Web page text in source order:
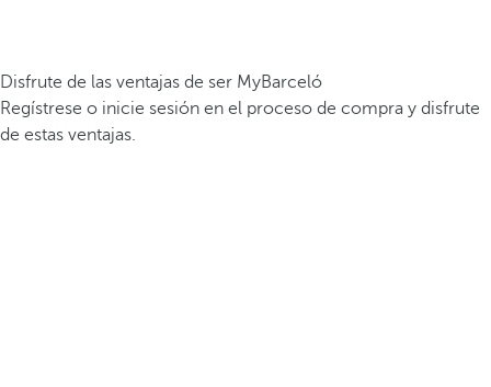
Disfrute de las ventajas de ser MyBarceló
Regístrese o inicie sesión en el proceso de compra y disfrute
de estas ventajas.